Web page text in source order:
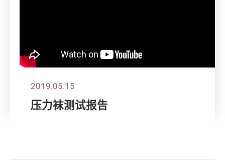
2019.05.15
压力袜测试报告